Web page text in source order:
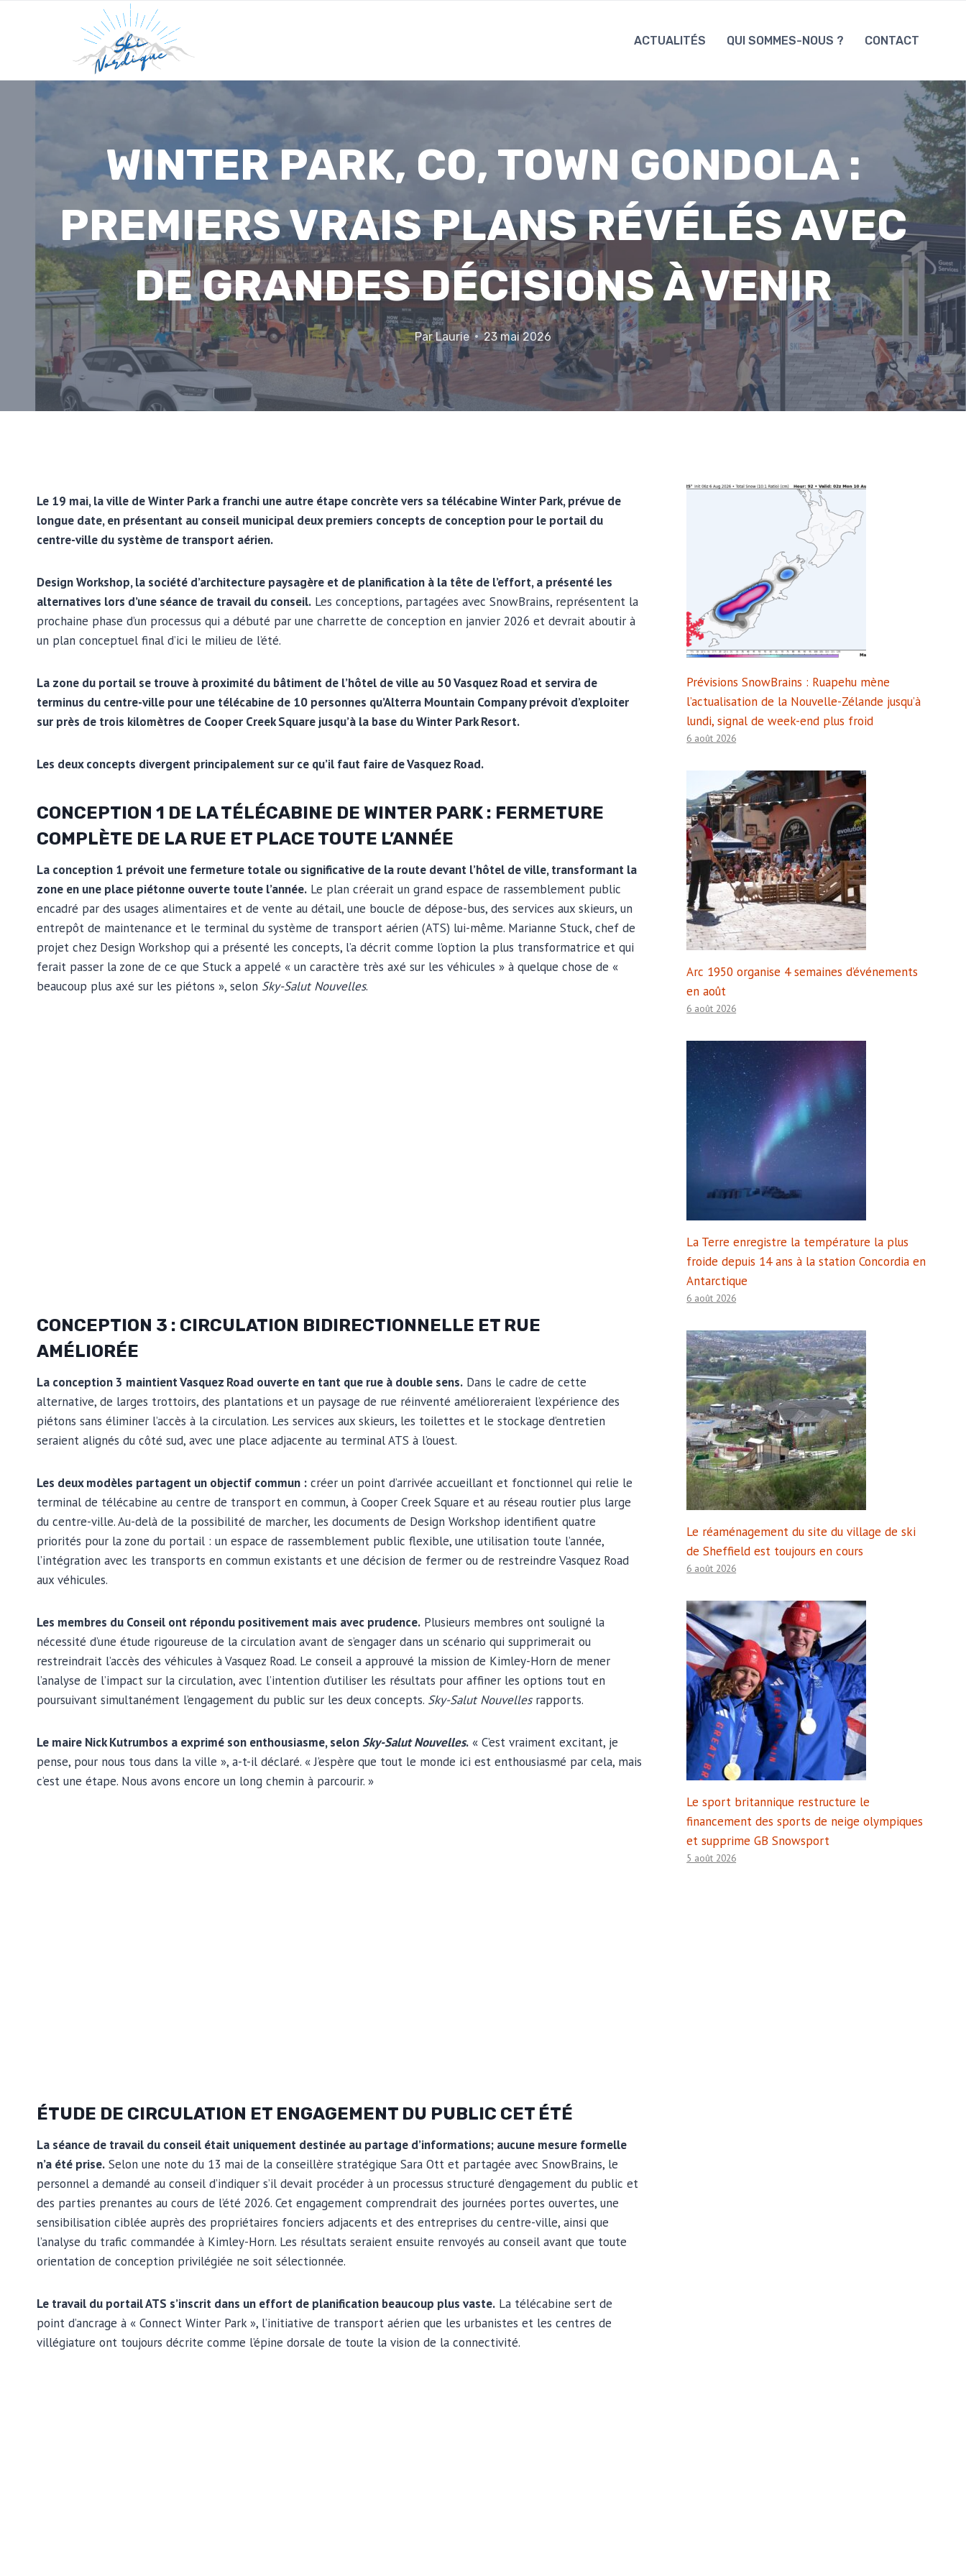
ACTUALITÉS QUI SOMMES-NOUS ? CONTACT
WINTER PARK, CO, TOWN GONDOLA :
PREMIERS VRAIS PLANS RÉVÉLÉS AVEC
DE GRANDES DÉCISIONS À VENIR
ParLaurie 23 mai 2026
Le 19 mai, la ville de Winter Park a franchi une autre étape concrète vers sa télécabine Winter Park, prévue de
longue date, en présentant au conseil municipal deux premiers concepts de conception pour le portail du
centre-ville du système de transport aérien.
Design Workshop, la société d’architecture paysagère et de planification à la tête de l’effort, a présenté les
alternatives lors d’une séance de travail du conseil. Les conceptions, partagées avec SnowBrains, représentent la
prochaine phase d’un processus qui a débuté par une charrette de conception en janvier 2026 et devrait aboutir à
un plan conceptuel final d’ici le milieu de l’été.
La zone du portail se trouve à proximité du bâtiment de l’hôtel de ville au 50 Vasquez Road et servira de
terminus du centre-ville pour une télécabine de 10 personnes qu’Alterra Mountain Company prévoit d’exploiter
sur près de trois kilomètres de Cooper Creek Square jusqu’à la base du Winter Park Resort.
Les deux concepts divergent principalement sur ce qu’il faut faire de Vasquez Road.
CONCEPTION 1 DE LA TÉLÉCABINE DE WINTER PARK : FERMETURE
COMPLÈTE DE LA RUE ET PLACE TOUTE L’ANNÉE
La conception 1 prévoit une fermeture totale ou significative de la route devant l’hôtel de ville, transformant la
zone en une place piétonne ouverte toute l’année. Le plan créerait un grand espace de rassemblement public
encadré par des usages alimentaires et de vente au détail, une boucle de dépose-bus, des services aux skieurs, un
entrepôt de maintenance et le terminal du système de transport aérien (ATS) lui-même. Marianne Stuck, chef de
projet chez Design Workshop qui a présenté les concepts, l’a décrit comme l’option la plus transformatrice et qui
ferait passer la zone de ce que Stuck a appelé « un caractère très axé sur les véhicules » à quelque chose de «
beaucoup plus axé sur les piétons », selon Sky-Salut Nouvelles.
CONCEPTION 3 : CIRCULATION BIDIRECTIONNELLE ET RUE
AMÉLIORÉE
La conception 3 maintient Vasquez Road ouverte en tant que rue à double sens. Dans le cadre de cette
alternative, de larges trottoirs, des plantations et un paysage de rue réinventé amélioreraient l’expérience des
piétons sans éliminer l’accès à la circulation. Les services aux skieurs, les toilettes et le stockage d’entretien
seraient alignés du côté sud, avec une place adjacente au terminal ATS à l’ouest.
Les deux modèles partagent un objectif commun : créer un point d’arrivée accueillant et fonctionnel qui relie le
terminal de télécabine au centre de transport en commun, à Cooper Creek Square et au réseau routier plus large
du centre-ville. Au-delà de la possibilité de marcher, les documents de Design Workshop identifient quatre
priorités pour la zone du portail : un espace de rassemblement public flexible, une utilisation toute l’année,
l’intégration avec les transports en commun existants et une décision de fermer ou de restreindre Vasquez Road
aux véhicules.
Les membres du Conseil ont répondu positivement mais avec prudence. Plusieurs membres ont souligné la
nécessité d’une étude rigoureuse de la circulation avant de s’engager dans un scénario qui supprimerait ou
restreindrait l’accès des véhicules à Vasquez Road. Le conseil a approuvé la mission de Kimley-Horn de mener
l’analyse de l’impact sur la circulation, avec l’intention d’utiliser les résultats pour affiner les options tout en
poursuivant simultanément l’engagement du public sur les deux concepts. Sky-Salut Nouvellesrapports.
Le maire Nick Kutrumbos a exprimé son enthousiasme, selonSky-Salut Nouvelles. « C’est vraiment excitant, je
pense, pour nous tous dans la ville », a-t-il déclaré. « J’espère que tout le monde ici est enthousiasmé par cela, mais
c’est une étape. Nous avons encore un long chemin à parcourir. »
ÉTUDE DE CIRCULATION ET ENGAGEMENT DU PUBLIC CET ÉTÉ
La séance de travail du conseil était uniquement destinée au partage d’informations; aucune mesure formelle
n’a été prise. Selon une note du 13 mai de la conseillère stratégique Sara Ott et partagée avec SnowBrains, le
personnel a demandé au conseil d’indiquer s’il devait procéder à un processus structuré d’engagement du public et
des parties prenantes au cours de l’été 2026. Cet engagement comprendrait des journées portes ouvertes, une
sensibilisation ciblée auprès des propriétaires fonciers adjacents et des entreprises du centre-ville, ainsi que
l’analyse du trafic commandée à Kimley-Horn. Les résultats seraient ensuite renvoyés au conseil avant que toute
orientation de conception privilégiée ne soit sélectionnée.
Le travail du portail ATS s’inscrit dans un effort de planification beaucoup plus vaste. La télécabine sert de
point d’ancrage à « Connect Winter Park », l’initiative de transport aérien que les urbanistes et les centres de
villégiature ont toujours décrite comme l’épine dorsale de toute la vision de la connectivité.
Prévisions SnowBrains : Ruapehu mène
l’actualisation de la Nouvelle-Zélande jusqu’à
lundi, signal de week-end plus froid
6 août 2026
Arc 1950 organise 4 semaines d’événements
en août
6 août 2026
La Terre enregistre la température la plus
froide depuis 14 ans à la station Concordia en
Antarctique
6 août 2026
Le réaménagement du site du village de ski
de Sheffield est toujours en cours
6 août 2026
Le sport britannique restructure le
financement des sports de neige olympiques
et supprime GB Snowsport
5 août 2026